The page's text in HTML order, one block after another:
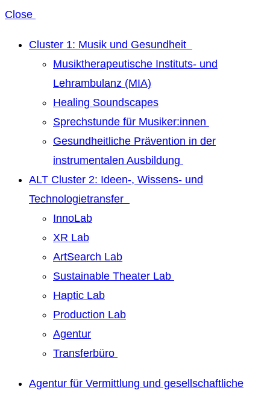
Close
Cluster 1: Musik und Gesundheit
Musiktherapeutische Instituts- und
Lehrambulanz (MIA)
Healing Soundscapes
Sprechstunde für Musiker:innen
Gesundheitliche Prävention in der
instrumentalen Ausbildung
ALT Cluster 2: Ideen-, Wissens- und
Technologietransfer
InnoLab
XR Lab
ArtSearch Lab
Sustainable Theater Lab
Haptic Lab
Production Lab
Agentur
Transferbüro
Agentur für Vermittlung und gesellschaftliche